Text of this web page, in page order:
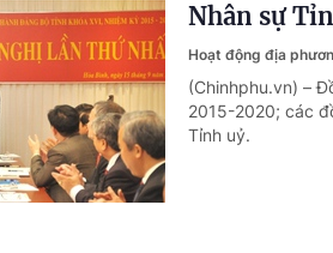
Nhân sự
Hoạt động địa
(Chinhphu.vn) –
2015-2020; các
Tỉnh uỷ.